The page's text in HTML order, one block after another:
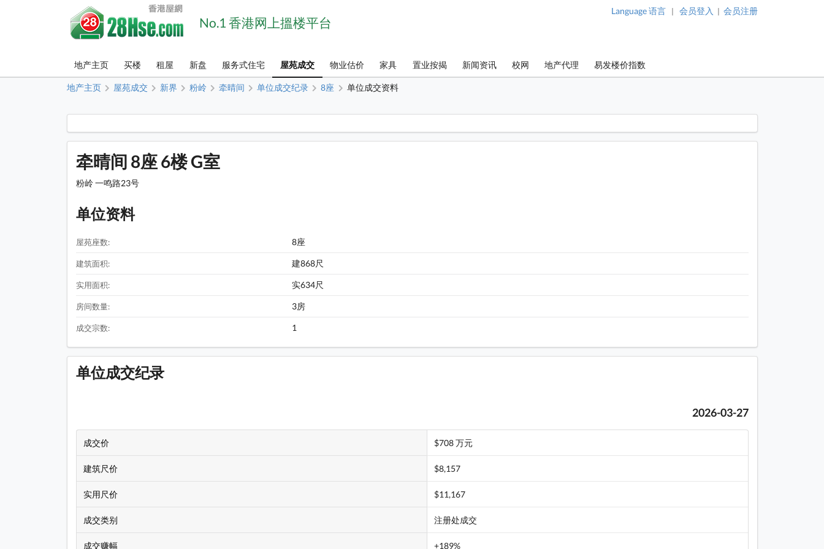
No.1 香港网上搵楼平台
Language 语言 | 会员登入 | 会员注册
地产主页 买楼 租屋 新盘 服务式住宅 屋苑成交 物业估价 家具 置业按揭 新闻资讯 校网 地产代理 易发楼价指数
地产主页 屋苑成交 新界 粉岭 牵晴间 单位成交纪录 8座 单位成交资料
牵晴间 8座 6楼 G室
粉岭 一鸣路23号
单位资料
屋苑座数: 8座
建筑面积: 建868尺
实用面积: 实634尺
房间数量: 3房
成交宗数: 1
单位成交纪录
2026-03-27
成交价 $708 万元
建筑尺价 $8,157
实用尺价 $11,167
成交类别 注册处成交
成交赚幅 +189%